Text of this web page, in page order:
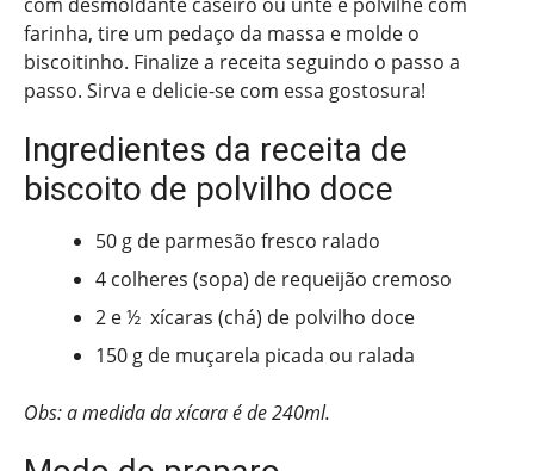
farinha, tire um pedaço da massa e molde o
biscoitinho. Finalize a receita seguindo o passo a
passo. Sirva e delicie-se com essa gostosura!
Ingredientes da receita de
biscoito de polvilho doce
50 g de parmesão fresco ralado
4 colheres (sopa) de requeijão cremoso
2 e ½ xícaras (chá) de polvilho doce
150 g de muçarela picada ou ralada
Obs: a medida da xícara é de 240ml.